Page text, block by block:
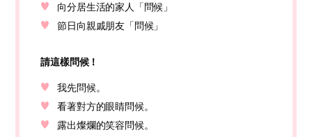
向分居生活的家人「問候」
節日向親戚朋友「問候」
請這樣問候！
我先問候。
看著對方的眼睛問候。
露出燦爛的笑容問候。